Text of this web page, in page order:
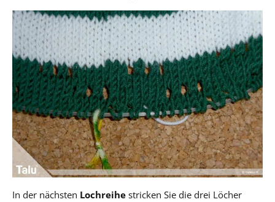
In der nächsten Lochreihe stricken Sie die drei Löcher